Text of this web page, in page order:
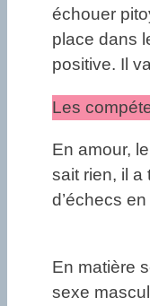
échouer
place dans
positive. Il
Les
En amour,
sait rien, il a
d’échecs
En matière
sexe